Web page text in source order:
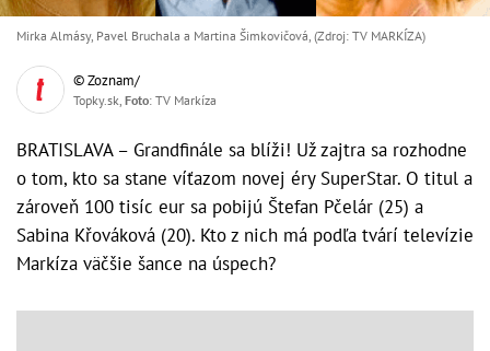
Mirka Almásy, Pavel Bruchala a Martina Šimkovičová, (Zdroj: TV MARKÍZA)
© Zoznam/
Topky.sk, Foto: TV Markíza
BRATISLAVA – Grandfinále sa blíži! Už zajtra sa rozhodne
o tom, kto sa stane víťazom novej éry SuperStar. O titul a
zároveň 100 tisíc eur sa pobijú Štefan Pčelár (25) a
Sabina Křováková (20). Kto z nich má podľa tvárí televízie
Markíza väčšie šance na úspech?